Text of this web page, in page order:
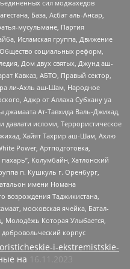
сил моджахедов
База, Асбат аль-Ансар,
мусульмане, Партия
Исламская группа, Движение
Общество социальных реформ,
Дом двух святых, Джунд аш-
Кавказ, АБТО, Правый сектор,
ли-Ахль аш-Шам, Народное
Аджр от Аллаха Субхану уа
Ат-Тавхида Валь-Джихад,
давлати исломи, Террористическое
Хайят Тахрир аш-Шам, Ахлю
Power, Артподготовка,
Колумбайн, Хатлонский
п. Кушкуль г. Оренбург,
имени Номана
возрождения Таджикистана,
московская ячейка, Батал-
Молодёжь Которая Улыбается,
корпус
i-ekstremistskie-
на
16.11.2023